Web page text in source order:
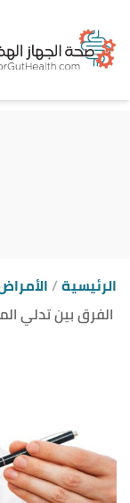
الرئيسية
الفرق بين تدلي